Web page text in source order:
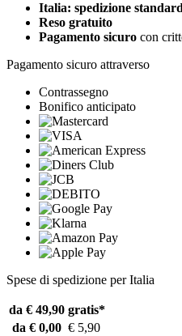
Italia: spedizione
Reso gratuito
Pagamento sicuro con
Pagamento sicuro attraverso
Contrassegno
Bonifico anticipato
Spese di spedizione per Italia
da € 49,90 gratis*
da € 0,00 € 5,90